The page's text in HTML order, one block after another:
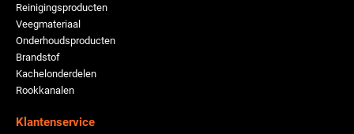
Reinigingsproducten
Veegmateriaal
Onderhoudsproducten
Brandstof
Kachelonderdelen
Rookkanalen
Klantenservice